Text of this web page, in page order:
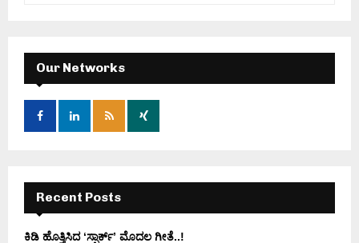
f
o
:
E
A
H
Our Networks
Recent Posts
ಕಿಡಿ‌‌ ಹೊತ್ತಿಸಿದ ‘ಸ್ಪಾರ್ಕ್’ ಮೊದಲ‌ ಗೀತೆ..!